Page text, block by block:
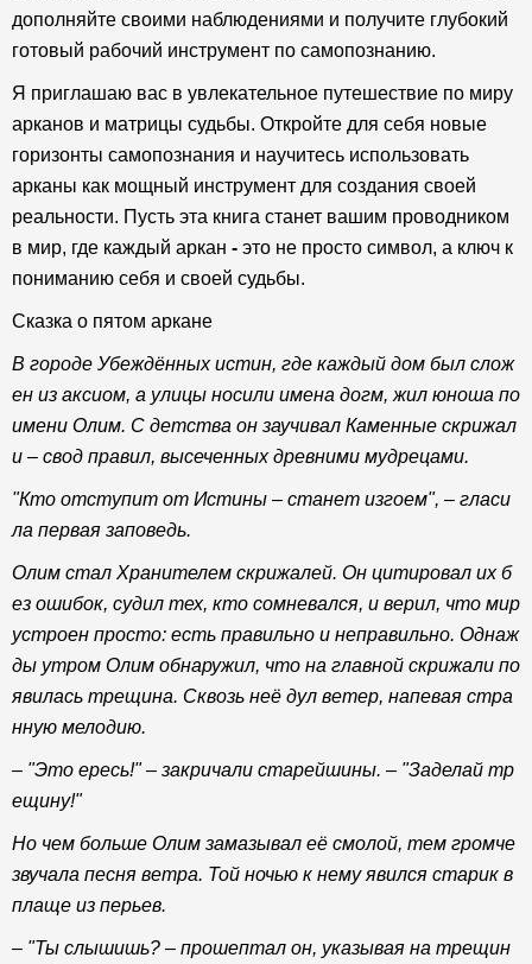
дополняйте своими наблюдениями и получите глубокий
готовый рабочий инструмент по самопознанию.
Я приглашаю вас в увлекательное путешествие по миру
арканов и матрицы судьбы. Откройте для себя новые
горизонты самопознания и научитесь использовать
арканы как мощный инструмент для создания своей
реальности. Пусть эта книга станет вашим проводником
в мир, где каждый аркан - это не просто символ, а ключ к
пониманию себя и своей судьбы.
Сказка о пятом аркане
В городе Убеждённых истин, где каждый дом был слож
ен из аксиом, а улицы носили имена догм, жил юноша по
имени Олим. С детства он заучивал Каменные скрижал
и – свод правил, высеченных древними мудрецами.
"Кто отступит от Истины – станет изгоем", – гласи
ла первая заповедь.
Олим стал Хранителем скрижалей. Он цитировал их б
ез ошибок, судил тех, кто сомневался, и верил, что мир
устроен просто: есть правильно и неправильно. Однаж
ды утром Олим обнаружил, что на главной скрижали по
явилась трещина. Сквозь неё дул ветер, напевая стра
нную мелодию.
– "Это ересь!" – закричали старейшины. – "Заделай тр
ещину!"
Но чем больше Олим замазывал её смолой, тем громче
звучала песня ветра. Той ночью к нему явился старик в
плаще из перьев.
– "Ты слышишь? – прошептал он, указывая на трещин